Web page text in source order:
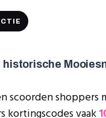
historische
scoorden shoppers
kortingscodes vaak